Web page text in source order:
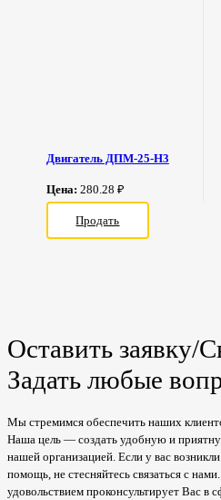
Двигатель ДПМ-25-Н3
Цена: 280.28 ₽
Продать
Оставить заявку/
Задать любые
Мы стремимся обеспечить наших
Наша цель — создать удобную и
нашей организацией. Если у вас
помощь, не стесняйтесь связаться с
удовольствием проконсультирует Вас в